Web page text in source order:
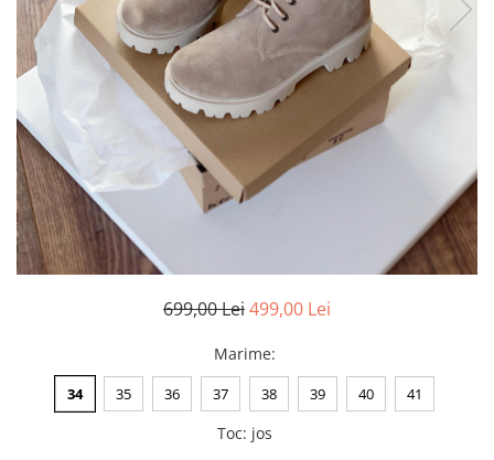
Posete
Rucsac
Saculet
Borsete
Mov
Visiniu
Albastru
699,00 Lei499,00 Lei
Marime:
34 35 36 37 38 39 40 41
Toc: jos